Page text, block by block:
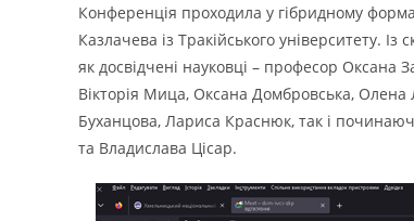
Конференція проходила у гібридному
Казлачева із Тракійського університету.
як досвідчені науковці – професор
Вікторія Мица, Оксана Домбровська,
Буханцова, Лариса Краснюк, так і
та Владислава Цісар.